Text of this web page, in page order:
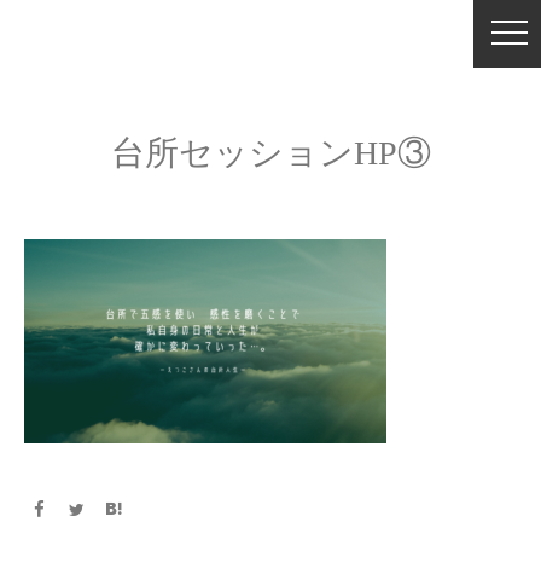
台所セッションHP③